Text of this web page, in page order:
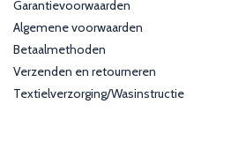
Garantievoorwaarden
Algemene voorwaarden
Betaalmethoden
Verzenden en retourneren
Textielverzorging/Wasinstructie